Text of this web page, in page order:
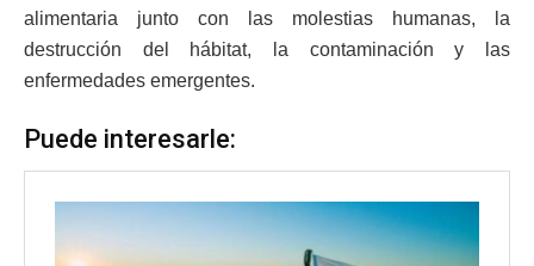
alimentaria junto con las molestias humanas, la
destrucción del hábitat, la contaminación y las
enfermedades emergentes.
Puede interesarle: